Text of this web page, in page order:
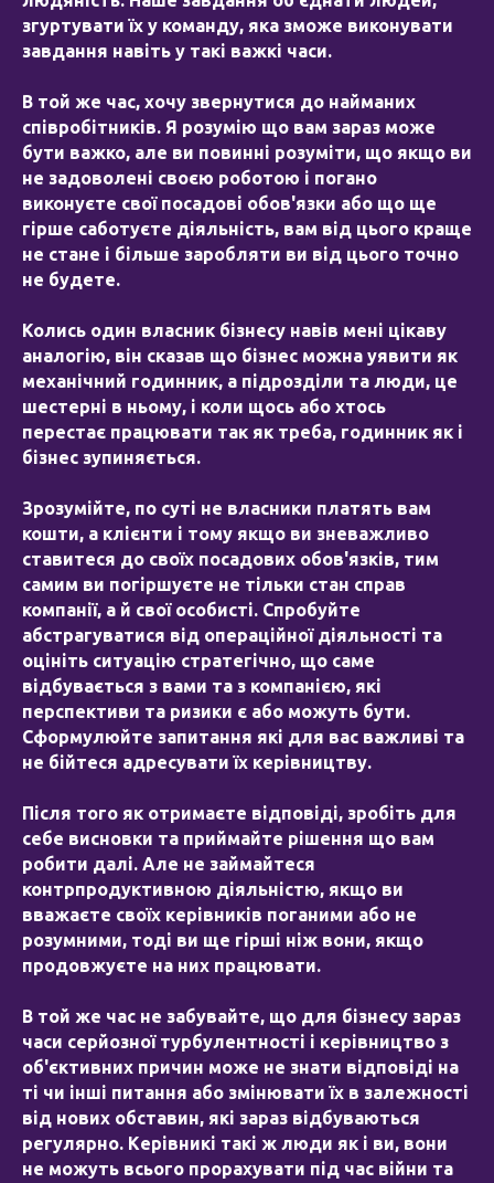
згуртувати їх у команду, яка зможе виконувати
завдання навіть у такі важкі часи.
В той же час, хочу звернутися до найманих
співробітників. Я розумію що вам зараз може
бути важко, але ви повинні розуміти, що якщо ви
не задоволені своєю роботою і погано
виконуєте свої посадові обов'язки або що ще
гірше саботуєте діяльність, вам від цього краще
не стане і більше заробляти ви від цього точно
не будете.
Колись один власник бізнесу навів мені цікаву
аналогію, він сказав що бізнес можна уявити як
механічний годинник, а підрозділи та люди, це
шестерні в ньому, і коли щось або хтось
перестає працювати так як треба, годинник як і
бізнес зупиняється.
Зрозумійте, по суті не власники платять вам
кошти, а клієнти і тому якщо ви зневажливо
ставитеся до своїх посадових обов'язків, тим
самим ви погіршуєте не тільки стан справ
компанії, а й свої особисті. Спробуйте
абстрагуватися від операційної діяльності та
оцініть ситуацію стратегічно, що саме
відбувається з вами та з компанією, які
перспективи та ризики є або можуть бути.
Сформулюйте запитання які для вас важливі та
не бійтеся адресувати їх керівництву.
Після того як отримаєте відповіді, зробіть для
себе висновки та приймайте рішення що вам
робити далі. Але не займайтеся
контрпродуктивною діяльністю, якщо ви
вважаєте своїх керівників поганими або не
розумними, тоді ви ще гірші ніж вони, якщо
продовжуєте на них працювати.
В той же час не забувайте, що для бізнесу зараз
часи серйозної турбулентності і керівництво з
об'єктивних причин може не знати відповіді на
ті чи інші питання або змінювати їх в залежності
від нових обставин, які зараз відбуваються
регулярно. Керівникі такі ж люди як і ви, вони
не можуть всього прорахувати під час війни та